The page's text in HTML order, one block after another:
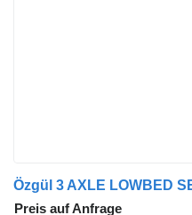
Preis auf Anfrage